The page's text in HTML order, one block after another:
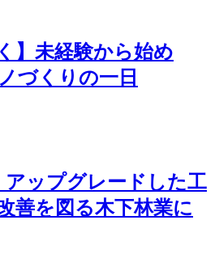
】未経験から始め
づくりの一日
アップグレードした工
善を図る木下林業に